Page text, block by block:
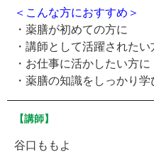
＜こんな方におすすめ＞
・薬膳が初めての方に
・講師として活躍されたい
・お仕事に活かしたい方に
・薬膳の知識をしっかり学
【講師】
谷口ももよ